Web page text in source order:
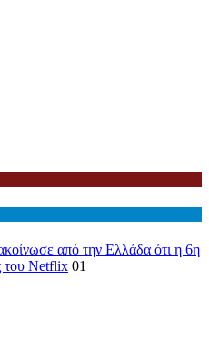
από την Ελλάδα ότι η 6η
του Netflix 01